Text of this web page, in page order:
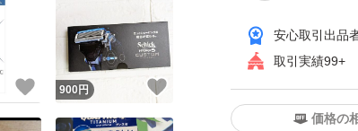
安心取引出品
取引実績99+
価格の
いいね！
900 円